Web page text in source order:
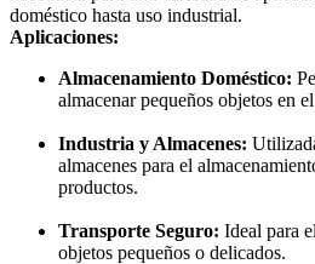
doméstico hasta uso industrial.
Aplicaciones:
Almacenamiento Doméstico:
almacenar pequeños objetos en
Industria y Almacenes:
almacenes para el
productos.
Transporte Seguro: Ideal para
objetos pequeños o delicados.